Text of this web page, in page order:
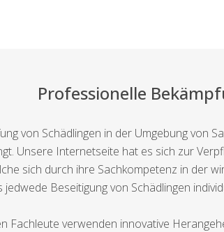
Professionelle
von Schädlingen in der Umgebung von
Unsere Internetseite hat es sich zur
sich durch ihre Sachkompetenz in der
jedwede Beseitigung von Schädlingen
Fachleute verwenden innovative